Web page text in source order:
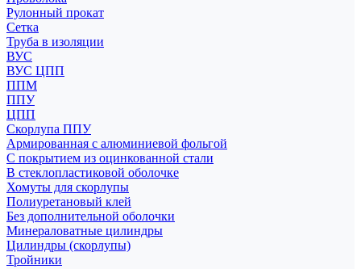
Рулонный прокат
Сетка
Труба в изоляции
ВУС
ВУС ЦПП
ППМ
ППУ
ЦПП
Скорлупа ППУ
Армированная с алюминиевой фольгой
С покрытием из оцинкованной стали
В стеклопластиковой оболочке
Хомуты для скорлупы
Полиуретановый клей
Без дополнительной оболочки
Минераловатные цилиндры
Цилиндры (скорлупы)
Тройники